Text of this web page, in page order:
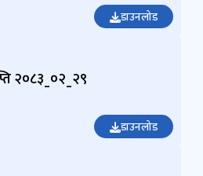
डाउनलोड
२०८३_०२_२९
डाउनलोड